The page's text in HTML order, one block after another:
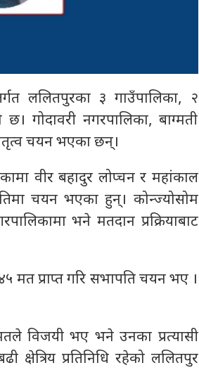
ललितपुरका ३ गाउँपालिका, २
गोदावरी नगरपालिका, बाग्मती
चयन भएका छन्।
वीर बहादुर लोप्चन र महांकाल
चयन भएका हुन्। कोन्ज्योसोम
भने मतदान प्रक्रियाबाट
मत प्राप्त गरि सभापति चयन भए ।
विजयी भए भने उनका प्रत्यासी
प्रतिनिधि रहेको ललितपुर